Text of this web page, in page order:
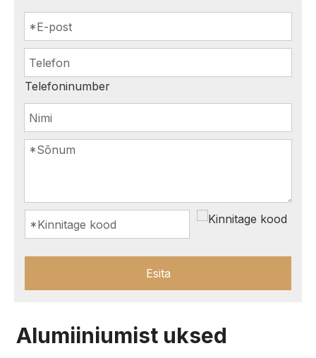
Telefoninumber
Esita
Alumiiniumist uksed